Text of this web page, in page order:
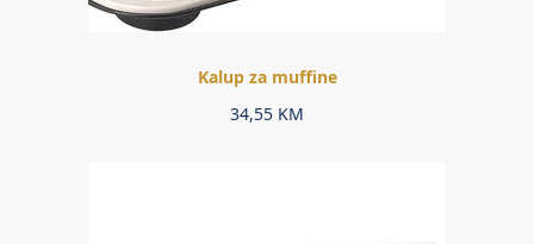
Kalup za muffine
34,55 KM